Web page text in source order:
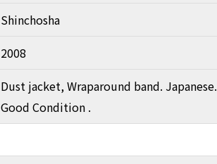
Shinchosha
2008
Dust jacket, Wraparound band. Japanese.
Good Condition .